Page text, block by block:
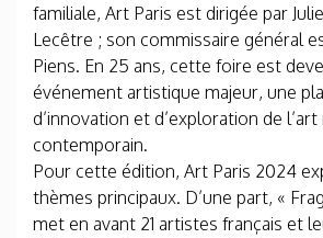
familiale, Art Paris est dirigée par
Lecêtre ; son commissaire général
Piens. En 25 ans, cette foire est
événement artistique majeur, une
d’innovation et d’exploration de
contemporain.
Pour cette édition, Art Paris 2024
thèmes principaux. D’une part, «
met en avant 21 artistes français et